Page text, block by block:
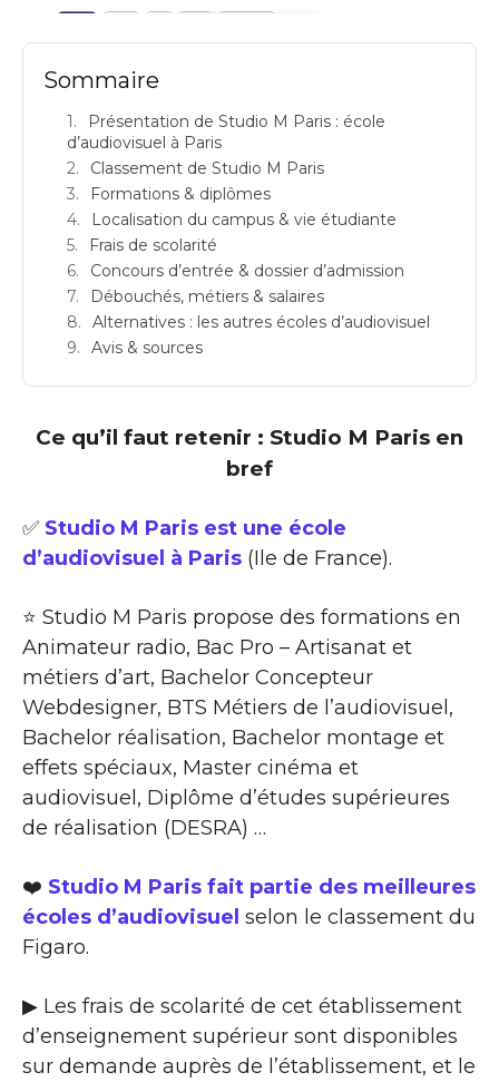
Sommaire
Présentation de Studio M Paris : école
d’audiovisuel à Paris
Classement de Studio M Paris
Formations & diplômes
Localisation du campus & vie étudiante
Frais de scolarité
Concours d’entrée & dossier d’admission
Débouchés, métiers & salaires
Alternatives : les autres écoles d’audiovisuel
Avis & sources
Ce qu’il faut retenir : Studio M Paris en
bref
✅ Studio M Paris est une école
d’audiovisuel à Paris (Ile de France).
⭐ Studio M Paris propose des formations en
Animateur radio, Bac Pro – Artisanat et
métiers d’art, Bachelor Concepteur
Webdesigner, BTS Métiers de l’audiovisuel,
Bachelor réalisation, Bachelor montage et
effets spéciaux, Master cinéma et
audiovisuel, Diplôme d’études supérieures
de réalisation (DESRA) …
❤️ Studio M Paris fait partie des meilleures
écoles d’audiovisuel selon le classement du
Figaro.
▶ Les frais de scolarité de cet établissement
d’enseignement supérieur sont disponibles
sur demande auprès de l’établissement, et le